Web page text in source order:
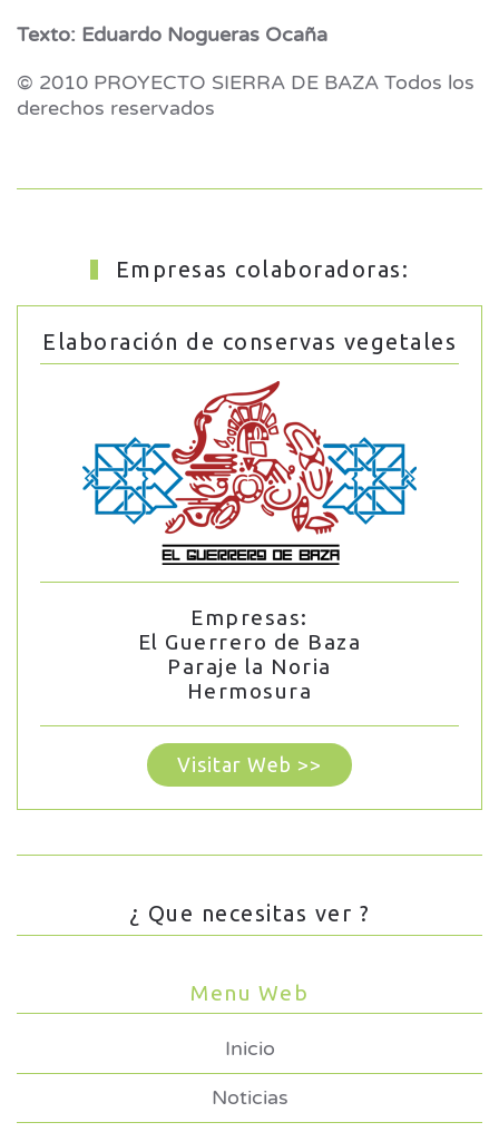
Texto: Eduardo Nogueras Ocaña
© 2010 PROYECTO SIERRA DE BAZA Todos los
derechos reservados
Empresas colaboradoras:
Elaboración de conservas vegetales
Empresas:
El Guerrero de Baza
Paraje la Noria
Hermosura
Visitar Web >>
¿ Que necesitas ver ?
Menu Web
Inicio
Noticias